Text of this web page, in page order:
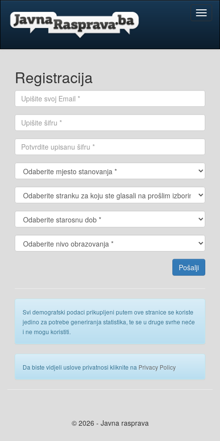
Registracija
Svi demografski podaci prikupljeni putem ove stranice se koriste
jedino za potrebe generiranja statistika, te se u druge svrhe neće
i ne mogu koristiti.
Da biste vidjeli uslove privatnosi kliknite na Privacy Policy
© 2026 - Javna rasprava